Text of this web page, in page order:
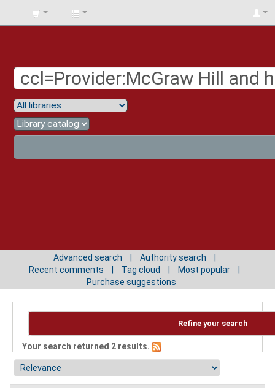
BIBLIOTECA
Advanced search
Authority search
Recent comments
Tag cloud
Most popular
Purchase suggestions
Refine your search
Your search returned 2 results.